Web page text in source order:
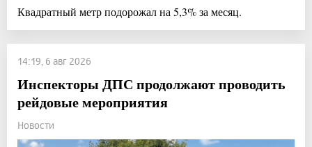
Квадратный метр подорожал на 5,3% за месяц.
14:19, 6 авг 2026
Инспекторы ДПС продолжают проводить
рейдовые мероприятия
Новости